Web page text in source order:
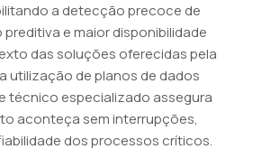
a detecção precoce de
e maior disponibilidade
das soluções oferecidas pela
utilização de planos de dados
técnico especializado assegura
aconteça sem interrupções,
dos processos críticos.